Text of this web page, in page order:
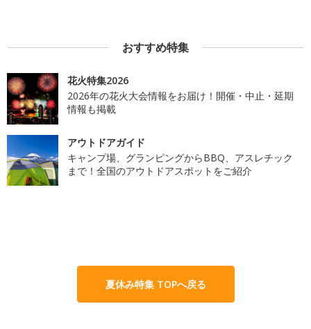
おすすめ特集
花火特集2026
2026年の花火大会情報をお届け！開催・中止・延期
情報も掲載
アウトドアガイド
キャンプ場、グランピングからBBQ、アスレチック
まで！全国のアウトドアスポットをご紹介
夏休み特集 TOPへ戻る